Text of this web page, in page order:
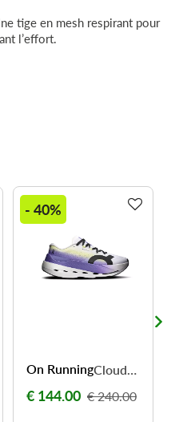
tige en mesh respirant pour
l’effort.
On Running Cloudboom Max Women – Confort marathon & propulsion fluide
€ 144.00 € 240.00
- 40%